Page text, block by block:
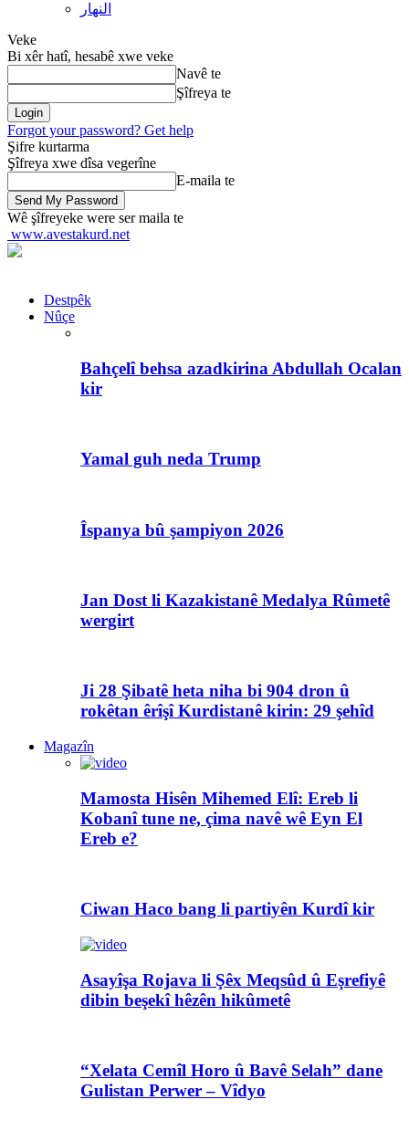
النهار
Veke
Bi xêr hatî, hesabê xwe veke
Navê te
Şîfreya te
Forgot your password? Get help
Şifre kurtarma
Şîfreya xwe dîsa vegerîne
E-maila te
Wê şîfreyeke were ser maila te
www.avestakurd.net
Destpêk
Nûçe
Bahçelî behsa azadkirina Abdullah Ocalan
kir
Yamal guh neda Trump
Îspanya bû şampiyon 2026
Jan Dost li Kazakistanê Medalya Rûmetê
wergirt
Ji 28 Şibatê heta niha bi 904 dron û
rokêtan êrîşî Kurdistanê kirin: 29 şehîd
Magazîn
Mamosta Hisên Mihemed Elî: Ereb li
Kobanî tune ne, çima navê wê Eyn El
Ereb e?
Ciwan Haco bang li partiyên Kurdî kir
Asayîşa Rojava li Şêx Meqsûd û Eşrefiyê
dibin beşekî hêzên hikûmetê
“Xelata Cemîl Horo û Bavê Selah” dane
Gulistan Perwer – Vîdyo